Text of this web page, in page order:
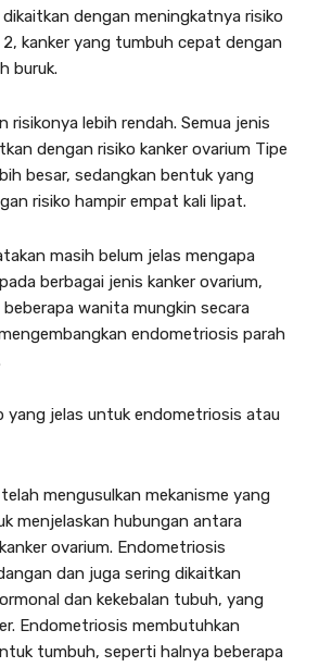
dengan meningkatnya risiko
kanker yang tumbuh cepat dengan
buruk.
risikonya lebih rendah. Semua jenis
dengan risiko kanker ovarium Tipe
besar, sedangkan bentuk yang
risiko hampir empat kali lipat.
masih belum jelas mengapa
berbagai jenis kanker ovarium,
wanita mungkin secara
endometriosis parah
yang jelas untuk endometriosis atau
mengusulkan mekanisme yang
menjelaskan hubungan antara
ovarium. Endometriosis
dan juga sering dikaitkan
dan kekebalan tubuh, yang
Endometriosis membutuhkan
tumbuh, seperti halnya beberapa